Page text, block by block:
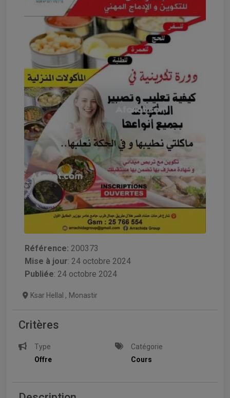
Référence: 200373
Mise à jour: 24 octobre 2024
Publiée: 24 octobre 2024
Ksar Hellal , Monastir
Critères
Type
Offre
Catégorie
Cours